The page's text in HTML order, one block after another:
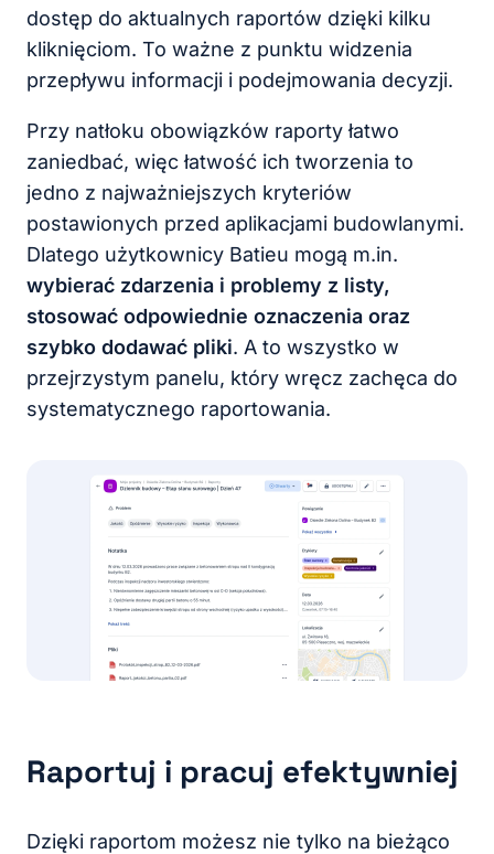
dostęp do aktualnych raportów dzięki kilku
kliknięciom. To ważne z punktu widzenia
przepływu informacji i podejmowania decyzji.
Przy natłoku obowiązków raporty łatwo
zaniedbać, więc łatwość ich tworzenia to
jedno z najważniejszych kryteriów
postawionych przed aplikacjami budowlanymi.
Dlatego użytkownicy Batieu mogą m.in.
wybierać zdarzenia i problemy z listy,
stosować odpowiednie oznaczenia oraz
szybko dodawać pliki. A to wszystko w
przejrzystym panelu, który wręcz zachęca do
systematycznego raportowania.
Raportuj i pracuj efektywniej
Dzięki raportom możesz nie tylko na bieżąco